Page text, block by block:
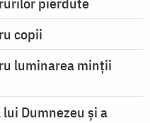
copii
luminarea minţii
Dumnezeu şi a